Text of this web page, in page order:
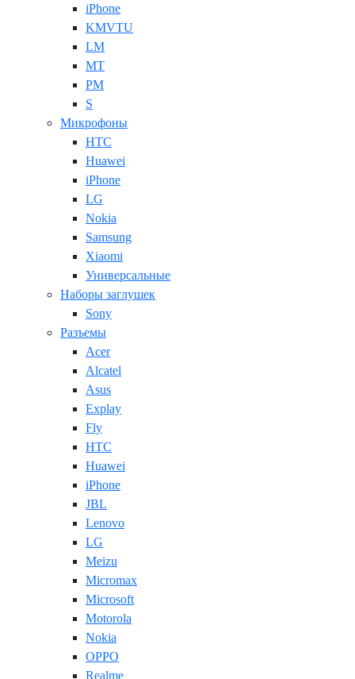
iPhone
KMVTU
LM
MT
PM
S
Микрофоны
HTC
Huawei
iPhone
LG
Nokia
Samsung
Xiaomi
Универсальные
Наборы заглушек
Sony
Разъемы
Acer
Alcatel
Asus
Explay
Fly
HTC
Huawei
iPhone
JBL
Lenovo
LG
Meizu
Micromax
Microsoft
Motorola
Nokia
OPPO
Realme